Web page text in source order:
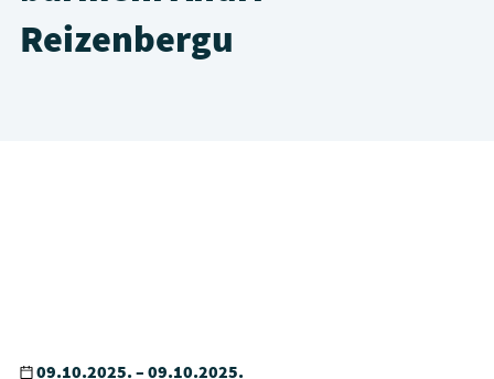
Reizenbergu
09.10.2025. – 09.10.2025.